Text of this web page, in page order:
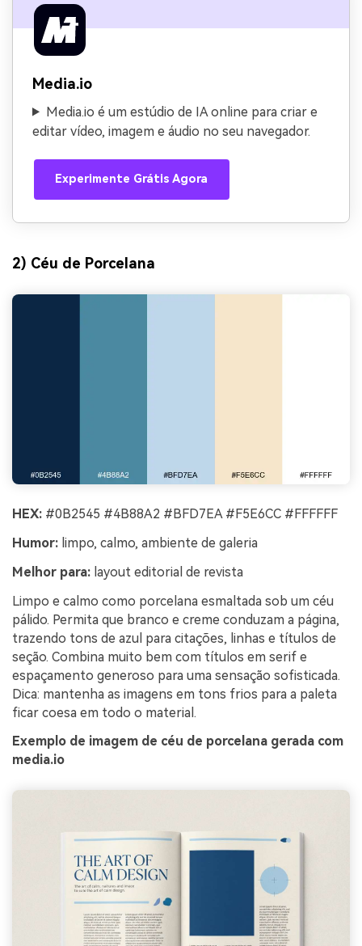
Media.io
Media.io é um estúdio de IA online para criar e
editar vídeo, imagem e áudio no seu navegador.
Experimente Grátis Agora
2) Céu de Porcelana
HEX: #0B2545 #4B88A2 #BFD7EA #F5E6CC #FFFFFF
Humor: limpo, calmo, ambiente de galeria
Melhor para: layout editorial de revista
Limpo e calmo como porcelana esmaltada sob um céu
pálido. Permita que branco e creme conduzam a página,
trazendo tons de azul para citações, linhas e títulos de
seção. Combina muito bem com títulos em serif e
espaçamento generoso para uma sensação sofisticada.
Dica: mantenha as imagens em tons frios para a paleta
ficar coesa em todo o material.
Exemplo de imagem de céu de porcelana gerada com
media.io